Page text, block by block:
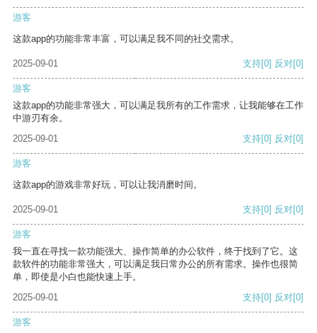
游客
这款app的功能非常丰富，可以满足我不同的社交需求。
2025-09-01 支持[0] 反对[0]
游客
这款app的功能非常强大，可以满足我所有的工作需求，让我能够在工作
中游刃有余。
2025-09-01
支持[0] 反对[0]
游客
这款app的游戏非常好玩，可以让我消磨时间。
2025-09-01 支持[0] 反对[0]
游客
我一直在寻找一款功能强大、操作简单的办公软件，终于找到了它。这
款软件的功能非常强大，可以满足我日常办公的所有需求。操作也很简
单，即使是小白也能快速上手。
2025-09-01
支持[0] 反对[0]
游客